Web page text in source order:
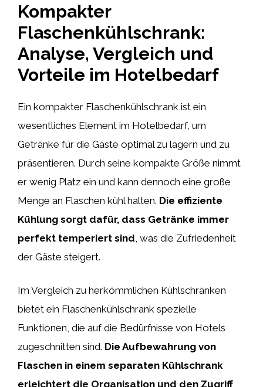
Kompakter
Flaschenkühlschrank:
Analyse, Vergleich und
Vorteile im Hotelbedarf
Ein kompakter Flaschenkühlschrank ist ein
wesentliches Element im Hotelbedarf, um
Getränke für die Gäste optimal zu lagern und zu
präsentieren. Durch seine kompakte Größe nimmt
er wenig Platz ein und kann dennoch eine große
Menge an Flaschen kühl halten. Die effiziente
Kühlung sorgt dafür, dass Getränke immer
perfekt temperiert sind , was die Zufriedenheit
der Gäste steigert.
Im Vergleich zu herkömmlichen Kühlschränken
bietet ein Flaschenkühlschrank spezielle
Funktionen, die auf die Bedürfnisse von Hotels
zugeschnitten sind. Die Aufbewahrung von
Flaschen in einem separaten Kühlschrank
erleichtert die Organisation und den Zugriff